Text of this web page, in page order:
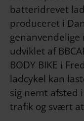
batteridrevet
produceret i
udviklet af
BODY BIKE i
ladcykel kan
sig nemt afsted
trafik og svært